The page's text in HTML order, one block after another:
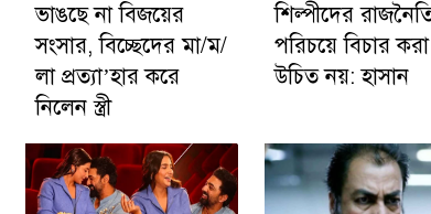
ভাঙছে না বিজয়ের
সংসার, বিচ্ছেদের মা/ম/
লা প্রত্যা’হার করে
নিলেন স্ত্রী
শিল্পীদের
পরিচয়ে বিচার করা
উচিত নয়: হাসান